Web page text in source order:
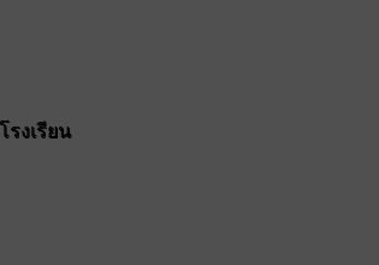
งเรียน